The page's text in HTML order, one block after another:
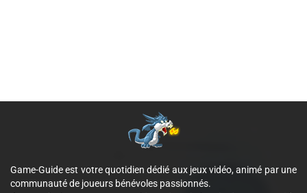
Game-Guide est votre quotidien dédié aux jeux vidéo, animé par une
communauté de joueurs bénévoles passionnés.